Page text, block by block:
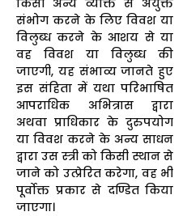
संभोग करने के लिए विवश या
विलुब्ध करने के आशय से या
वह विवश या विलुब्ध की
जाएगी, यह संभाव्य जानते हुए
इस संहिता में यथा परिभाषित
आपराधिक अभित्रास द्वारा
अथवा प्राधिकार के दुरुपयोग
या विवश करने के अन्य साधन
द्वारा उस स्त्री को किसी स्थान से
जाने को उत्प्रेरित करेगा, वह भी
पूर्वोक्त प्रकार से दण्डित किया
जाएगा।